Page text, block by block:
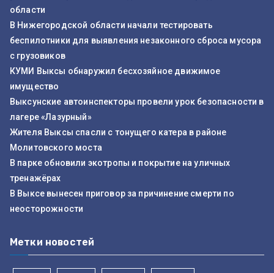
области
В Нижегородской области начали тестировать
беспилотники для выявления незаконного сброса мусора
с грузовиков
КУМИ Выксы обнаружил бесхозяйное движимое
имущество
Выксунские автоинспекторы провели урок безопасности в
лагере «Лазурный»
Жителя Выксы спасли с тонущего катера в районе
Молитовского моста
В парке обновили экотропы и покрытие на уличных
тренажёрах
В Выксе вынесен приговор за причинение смерти по
неосторожности
Метки новостей